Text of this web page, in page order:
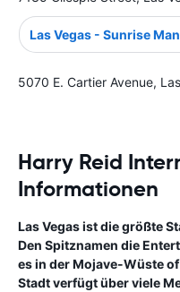
Las Vegas - Sunrise
5070 E. Cartier Avenue,
Harry Reid
Informationen
Las Vegasist die größte
Den Spitznamen die
es in der Mojave-Wüste
Stadt verfügt über viele